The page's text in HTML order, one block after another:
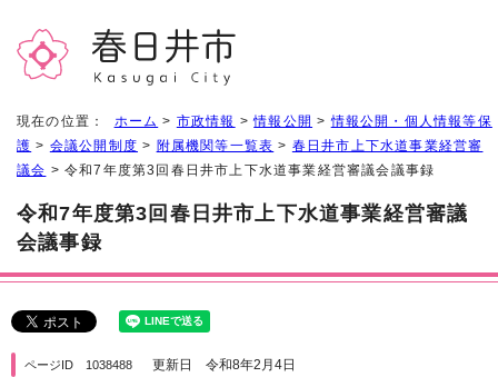
現在の位置： ホーム > 市政情報 >情報公開 >情報公開・個人情報等保
護 > 会議公開制度 > 附属機関等一覧表 > 春日井市上下水道事業経営審
議会 > 令和7年度第3回春日井市上下水道事業経営審議会議事録
令和7年度第3回春日井市上下水道事業経営審議
会議事録
ページID 1038488 更新日 令和8年2月4日